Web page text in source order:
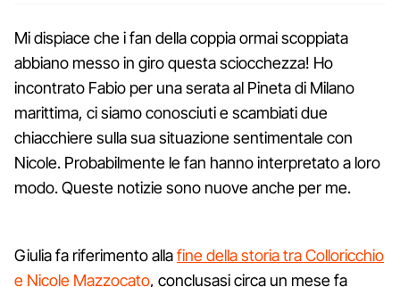
Mi dispiace che i fan della coppia ormai scoppiata
abbiano messo in giro questa sciocchezza! Ho
incontrato Fabio per una serata al Pineta di Milano
marittima, ci siamo conosciuti e scambiati due
chiacchiere sulla sua situazione sentimentale con
Nicole. Probabilmente le fan hanno interpretato a loro
modo. Queste notizie sono nuove anche per me.
Giulia fa riferimento allafine della storia tra Colloricchio
e Nicole Mazzocato, conclusasi circa un mese fa